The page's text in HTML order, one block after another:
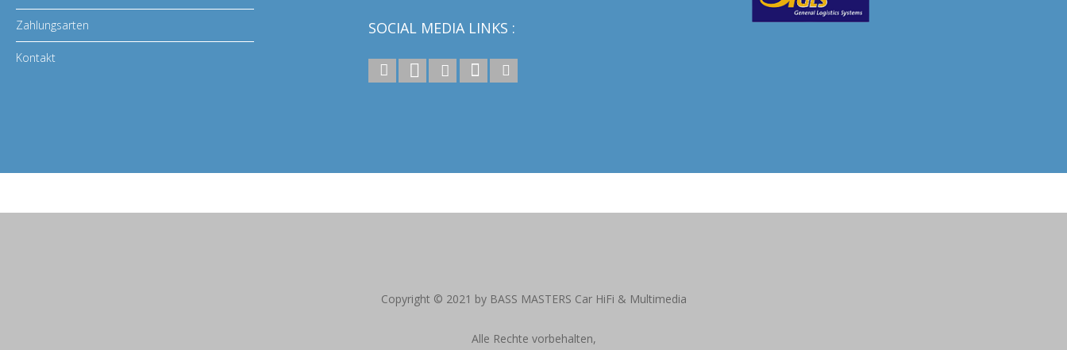
Zahlungsarten
Kontakt
SOCIAL MEDIA LINKS :
Copyright © 2021 by BASS MASTERS Car HiFi & Multimedia
Alle Rechte vorbehalten,